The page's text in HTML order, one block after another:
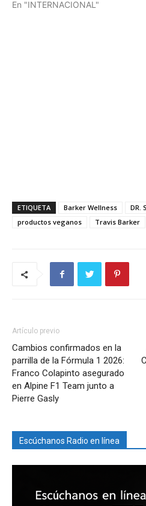
En "INTERNACIONAL"
ETIQUETA Barker Wellness DR.
productos veganos
Travis Barker
Artículo previo
Cambios confirmados en la
parrilla de la Fórmula 1 2026:
Franco Colapinto asegurado
en Alpine F1 Team junto a
Pierre Gasly
Escúchanos Radio en línea